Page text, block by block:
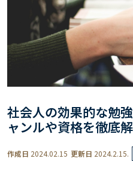
社会人の効果的な勉
ャンルや資格を徹底
作成日 2024.02.15 更新日 2024.2.15.